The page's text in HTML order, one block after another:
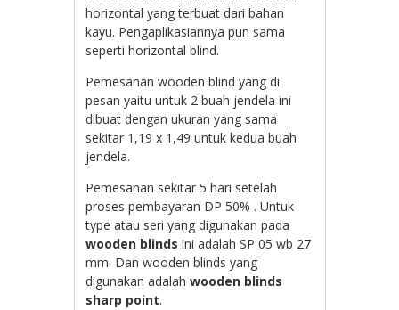
horizontal yang terbuat dari bahan
kayu. Pengaplikasiannya pun sama
seperti horizontal blind.
Pemesanan wooden blind yang di
pesan yaitu untuk 2 buah jendela ini
dibuat dengan ukuran yang sama
sekitar 1,19 x 1,49 untuk kedua buah
jendela.
Pemesanan sekitar 5 hari setelah
proses pembayaran DP 50% . Untuk
type atau seri yang digunakan pada
wooden blinds ini adalah SP 05 wb 27
mm. Dan wooden blinds yang
digunakan adalahwooden blinds
sharp point.